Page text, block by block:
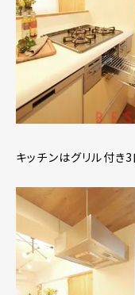
キッチンはグリル付き